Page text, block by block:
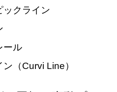
ックライン
ール
（Curvi Line）